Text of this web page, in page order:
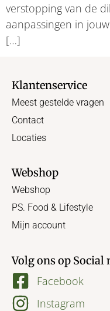
verstopping van de
aanpassingen in
[…]
Klantenservice
Meest gestelde vragen
Contact
Locaties
Webshop
Webshop
PS. Food & Lifestyle
Mijn account
Volg ons op Social
Facebook
Instagram